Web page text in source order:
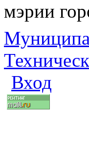
мэрии
Вход